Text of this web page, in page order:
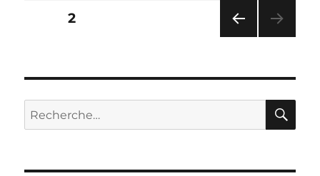
Pagination
publications
CÉD
ENT
PAGE2
Recherche
pour :